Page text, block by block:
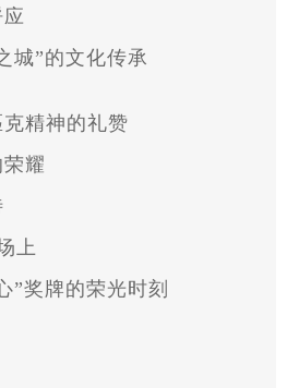
城”的文化传承
精神的礼赞
耀
上
”奖牌的荣光时刻